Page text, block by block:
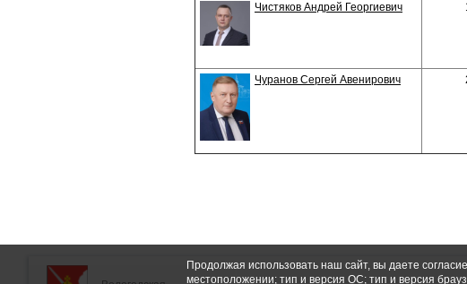
Чистяков Андрей Георгиевич
Чуранов Сергей Авенирович
Продолжая использовать наш сайт, вы даете
местоположении; тип и версия ОС; тип и версия